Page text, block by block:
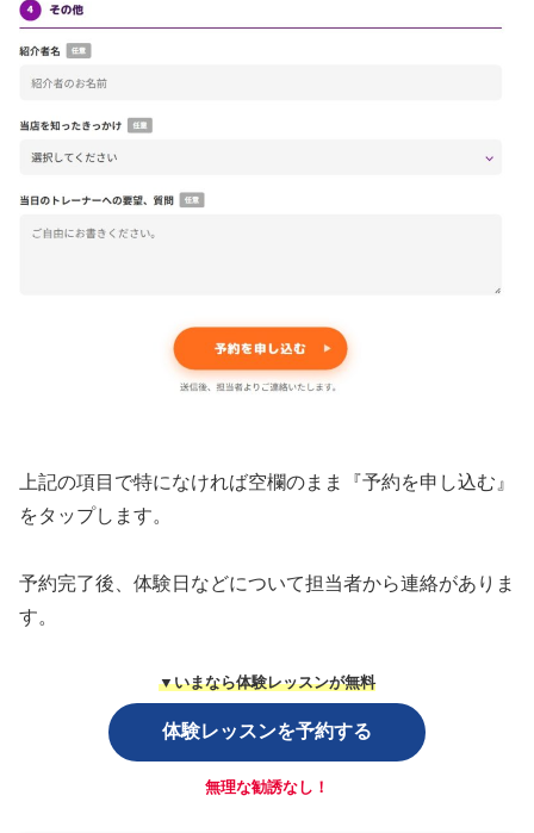
上記の項目で特になければ空欄のまま『予約を申し込む』
をタップします。
予約完了後、体験日などについて担当者から連絡がありま
す。
▼いまなら体験レッスンが無料
体験レッスンを予約する
無理な勧誘なし！